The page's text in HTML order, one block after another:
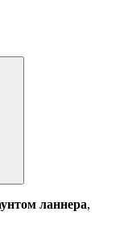
ланнера,